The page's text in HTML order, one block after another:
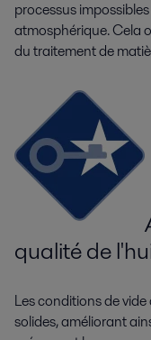
processus
atmosphérique. Cela
du traitement de
qualité de
Les conditions de
solides, améliorant